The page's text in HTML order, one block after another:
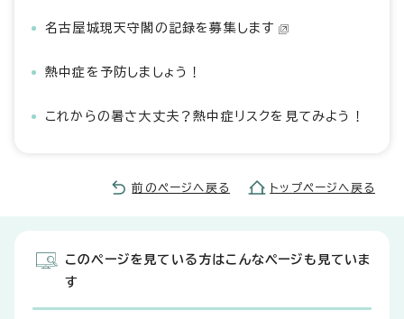
名古屋城現天守閣の記録を募集します
熱中症を予防しましょう！
これからの暑さ大丈夫？熱中症リスクを見てみよう！
前のページへ戻る トップページへ戻る
このページを見ている方はこんなページも見ていま
す